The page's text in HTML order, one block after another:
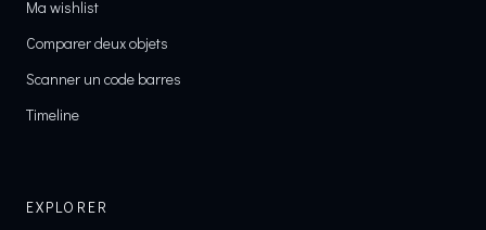
Ma wishlist
Comparer deux objets
Scanner un code barres
Timeline
EXPLORER